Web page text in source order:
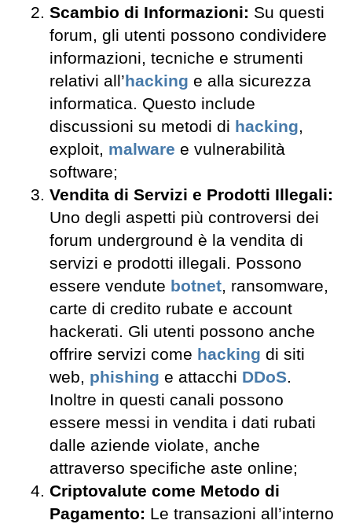
Scambio di Informazioni: Su questi
forum, gli utenti possono condividere
informazioni, tecniche e strumenti
relativi all’hacking e alla sicurezza
informatica. Questo include
discussioni su metodi di hacking,
exploit, malware e vulnerabilità
software;
Vendita di Servizi e Prodotti Illegali:
Uno degli aspetti più controversi dei
forum underground è la vendita di
servizi e prodotti illegali. Possono
essere vendute botnet, ransomware,
carte di credito rubate e account
hackerati. Gli utenti possono anche
offrire servizi come hacking di siti
web, phishing e attacchi DDoS.
Inoltre in questi canali possono
essere messi in vendita i dati rubati
dalle aziende violate, anche
attraverso specifiche aste online;
Criptovalute come Metodo di
Pagamento: Le transazioni all’interno